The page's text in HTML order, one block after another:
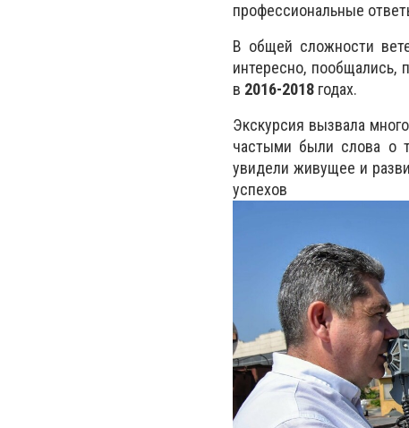
профессиональные
В общей сложности
интересно, пообщались,
в 2016-2018 годах.
Экскурсия вызвала много
частыми были слова о
увидели живущее и